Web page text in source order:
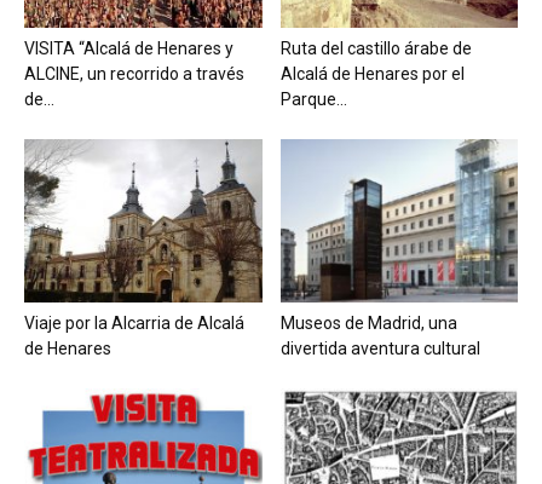
VISITA “Alcalá de Henares y
ALCINE, un recorrido a través
de...
Ruta del castillo árabe de
Alcalá de Henares por el
Parque...
Viaje por la Alcarria de Alcalá
de Henares
Museos de Madrid, una
divertida aventura cultural